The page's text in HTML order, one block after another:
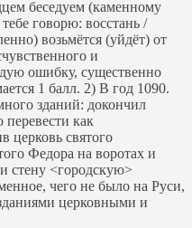
беседуем (каменному
говорю: восстань /
возьмётся (уйдёт) от
и
ошибку, существенно
1 балл. 2) В год 1090.
зданий: докончил
как
церковь святого
Федора на воротах и
стену <городскую>
чего не было на Руси,
церковными и